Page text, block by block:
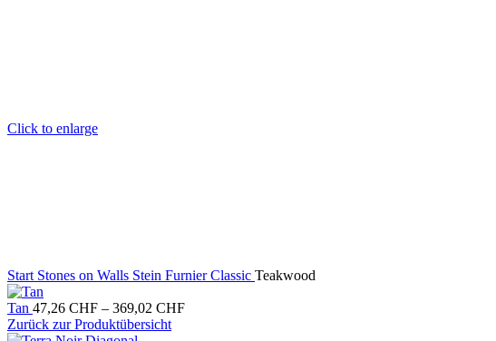
Click to enlarge
Start Stones on Walls Stein Furnier Classic Teakwood
Tan 47,26 CHF – 369,02 CHFPreisspanne:
Zurück zur Produktübersicht